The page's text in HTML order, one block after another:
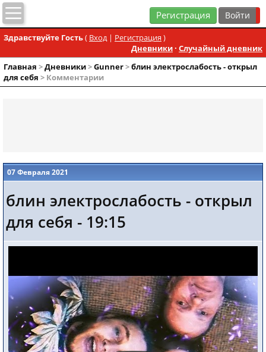
Регистрация
Здравствуйте Гость( Вход| Регистрация )
Дневники· Случайный дневник
Главная >Дневники>Gunner>блин электрослабость - открыл
для себя > Комментарии
07 Февраля 2021
блин электрослабость - открыл
для себя - 19:15